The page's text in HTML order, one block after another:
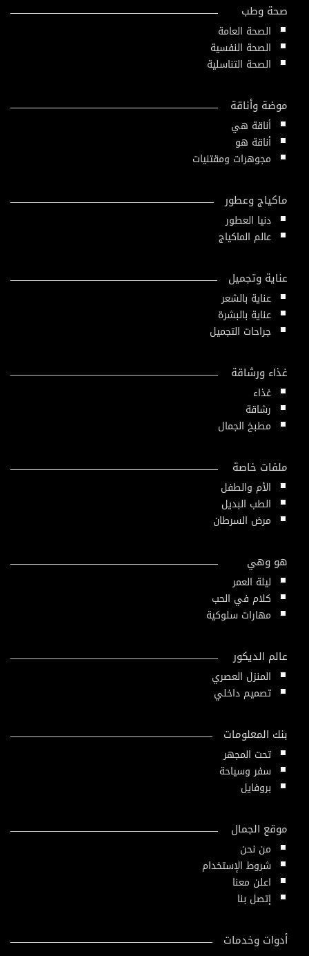
صحة وطب
الصحة العامة
الصحة النفسية
الصحة التناسلية
موضة وأناقة
أناقة هي
أناقة هو
مجوهرات ومقتنيات
ماكياج وعطور
دنيا العطور
عالم الماكياج
عناية وتجميل
عناية بالشعر
عناية بالبشرة
جراحات التجميل
غذاء ورشاقة
غذاء
رشاقة
مطبخ الجمال
ملفات خاصة
الأم والطفل
الطب البديل
مرض السرطان
هو وهي
ليلة العمر
كلام في الحب
مهارات سلوكية
عالم الديكور
المنزل العصري
تصميم داخلي
بنك المعلومات
تحت المجهر
سفر وسياحة
بروفايل
موقع الجمال
من نحن
شروط الإستخدام
اعلن معنا
إتصل بنا
أدوات وخدمات